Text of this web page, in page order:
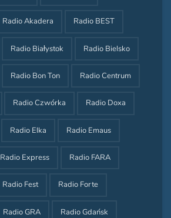
Radio Akadera Radio BEST
Radio Białystok Radio Bielsko
Radio Bon Ton Radio Centrum
Radio Czwórka Radio Doxa
Radio Elka Radio Emaus
Radio Express Radio FARA
Radio Fest Radio Forte
Radio GRA Radio Gdańsk